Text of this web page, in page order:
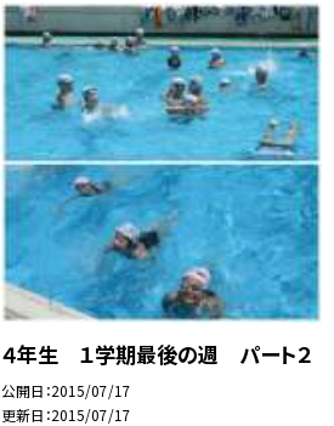
４年生 １学期最後の週 パート２
公開日 2015/07/17
更新日 2015/07/17